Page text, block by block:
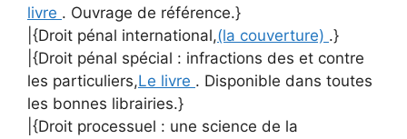
livre . Ouvrage de référence.}
|{Droit pénal international,(la couverture) .}
|{Droit pénal spécial : infractions des et contre
les particuliers,Le livre . Disponible dans toutes
les bonnes librairies.}
|{Droit processuel : une science de la